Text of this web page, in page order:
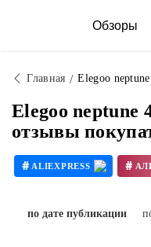
Обзоры
Главная Elegoo
Elegoo neptune
отзывы
# ALIEXPRESS #
по дате публикации